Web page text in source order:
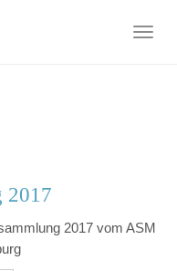
2017
2017 vom ASM